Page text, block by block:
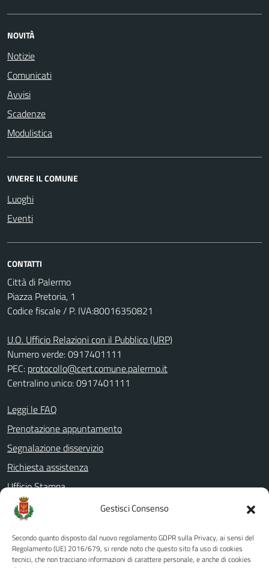
Gestisci Consenso
Secondo quanto disposto dal nuovo regolamento GDPR sulla Privacy, ai sensi del
Regolamento (UE) 2016/679, si rende noto che questo sito fa uso di cookies
tecnici, che non tracciano informazioni di carattere personale, e anche di cookies
NOVITÀ
Notizie
Comunicati
Avvisi
Scadenze
Modulistica
VIVERE IL COMUNE
Luoghi
Eventi
CONTATTI
Città di Palermo
Piazza Pretoria, 1
Codice fiscale / P. IVA:80016350821
U.O. Ufficio Relazioni con il Pubblico (URP)
Numero verde: 0917401111
PEC: protocollo@cert.comune.palermo.it
Centralino unico: 0917401111
Leggi le FAQ
Prenotazione appuntamento
Segnalazione disservizio
Richiesta assistenza
Ufficio Stampa
Amministrazione Trasparente
Albo pretorio
Informativa privacy
Note legali